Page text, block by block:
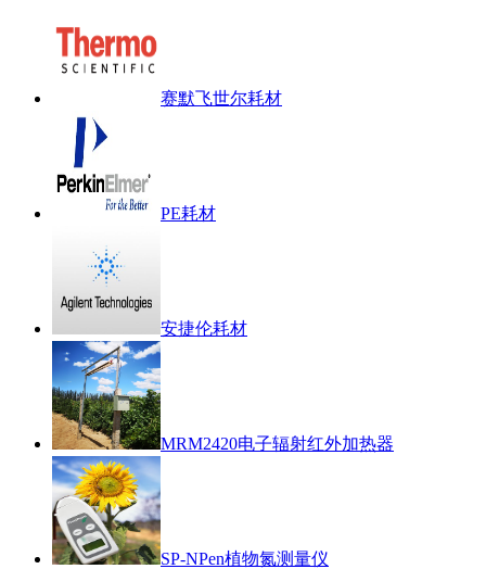
赛默飞世尔耗材
PE耗材
安捷伦耗材
MRM2420电子辐射红外加热器
SP-NPen植物氮测量仪